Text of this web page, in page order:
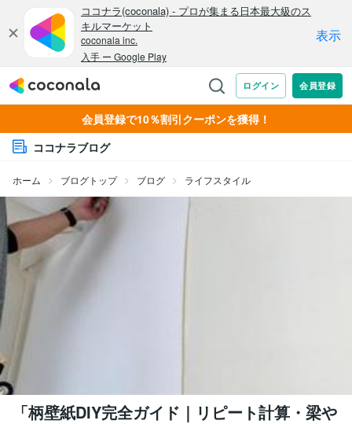
会員登録で10％割引クーポンを獲得！
ココナラブログ
ホーム ブログトップ ブログ ライフスタイル
「柄壁紙DIY完全ガイド｜リピート計算・梁や